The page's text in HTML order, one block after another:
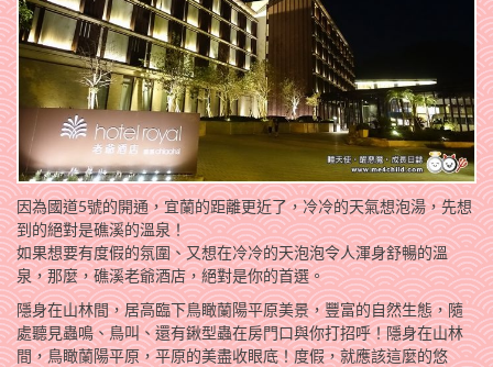
因為國道5號的開通，宜蘭的距離更近了，冷冷的天氣想泡湯，先想
到的絕對是礁溪的溫泉！
如果想要有度假的氛圍、又想在冷冷的天泡泡令人渾身舒暢的溫
泉，那麼，礁溪老爺酒店，絕對是你的首選。
隱身在山林間，居高臨下鳥瞰蘭陽平原美景，豐富的自然生態，隨
處聽見蟲鳴、鳥叫、還有鍬型蟲在房門口與你打招呼！隱身在山林
間，鳥瞰蘭陽平原，平原的美盡收眼底！度假，就應該這麼的悠